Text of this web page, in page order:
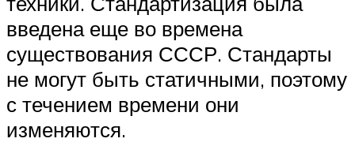
введена еще во времена
существования СССР. Стандарты
не могут быть статичными, поэтому
с течением времени они
изменяются.